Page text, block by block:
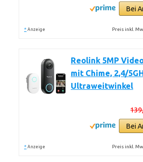
Bei
* Anzeige Preis inkl.
Reolink 5MP
mit Chime, 2,4/
Ultraweitwinkel
Bei
* Anzeige Preis inkl.